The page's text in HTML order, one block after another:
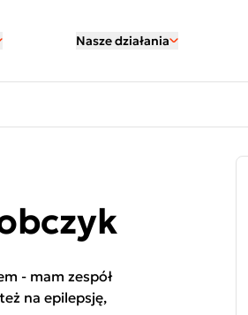
Nasze działania
- mam zespół
na epilepsję,